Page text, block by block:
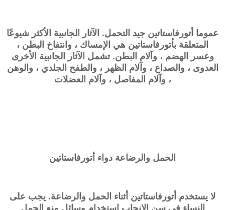
عموما أتورفاستاتين جيد التحمل. الآثار الجانبية الأكثر شيوعًا
المتعلقة بأتورفاستاتين هي الإمساك ، وانتفاخ البطن ،
وعسر الهضم ، وآلام البطن. تشمل الآثار الجانبية الأخرى
العدوى ، والصداع ، وآلام الظهر ، والطفح الجلدي ، والوهن
، وآلام المفاصل ، وآلام العضلات
الحمل والرضاعة دواء أتورفاستاتين
لا يستخدم أتورفاستاتين أثناء الحمل والرضاعة. يجب على